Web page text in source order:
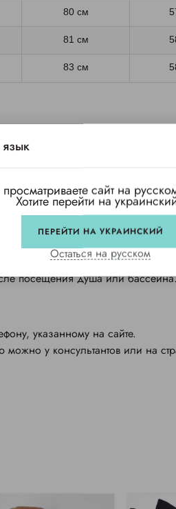
80 см
81 см
83 см
плотной махры. Хорошо
количество стирок, не
салонах, в отелях и спа-центрах.
в создании домашнего уюта
посещения душа или
указанному на сайте.
можно у консультантов или на
сайт на
Хотите перейти на
ПЕРЕЙТИ НА УКРАИНСКИЙ
Остаться на русском